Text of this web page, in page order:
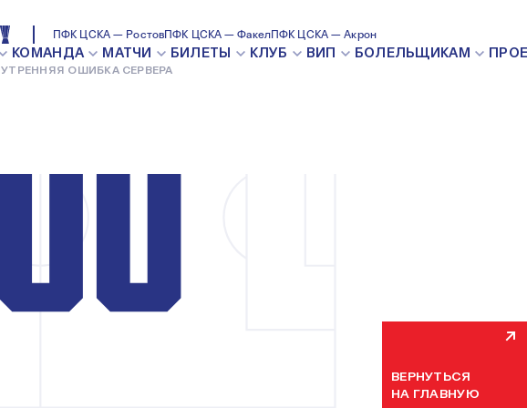
ПФК ЦСКА — РостовПФК ЦСКА — ФакелПФК ЦСКА — Акрон
КОМАНДА МАТЧИ БИЛЕТЫ КЛУБ ВИП БОЛЕЛЬЩИКАМ
ОШИБКА СЕРВЕРА
ВЕРНУТЬСЯ
НА ГЛАВНУЮ